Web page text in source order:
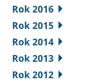
Rok 2016
Rok 2015
Rok 2014
Rok 2013
Rok 2012